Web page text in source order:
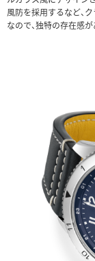
風防を採用するなど、
なので、独特の存在感